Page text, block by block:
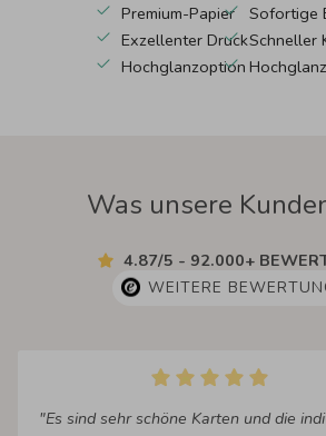
Premium-Papier
Exzellenter Druck
Hochglanzoption
Sofortige
Schneller
Was unsere
4.87/5 - 92.000+
WEITERE
"Es sind sehr schöne Karten und die